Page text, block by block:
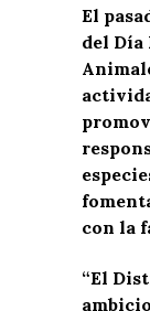
El
del
con la
“El